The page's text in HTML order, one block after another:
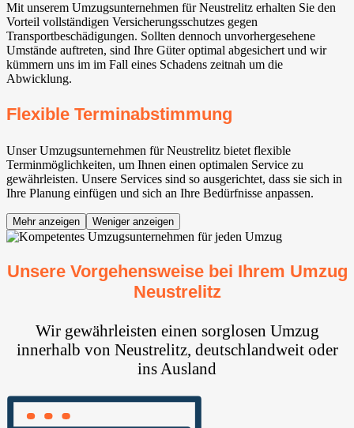
Mit unserem Umzugsunternehmen für Neustrelitz erhalten Sie den
Vorteil vollständigen Versicherungsschutzes gegen
Transportbeschädigungen. Sollten dennoch unvorhergesehene
Umstände auftreten, sind Ihre Güter optimal abgesichert und wir
kümmern uns im im Fall eines Schadens zeitnah um die
Abwicklung.
Flexible Terminabstimmung
Unser Umzugsunternehmen für Neustrelitz bietet flexible
Terminmöglichkeiten, um Ihnen einen optimalen Service zu
gewährleisten. Unsere Services sind so ausgerichtet, dass sie sich in
Ihre Planung einfügen und sich an Ihre Bedürfnisse anpassen.
Mehr anzeigen Weniger anzeigen
Unsere Vorgehensweise bei Ihrem Umzug
Neustrelitz
Wir gewährleisten einen sorglosen Umzug
innerhalb von Neustrelitz, deutschlandweit oder
ins Ausland